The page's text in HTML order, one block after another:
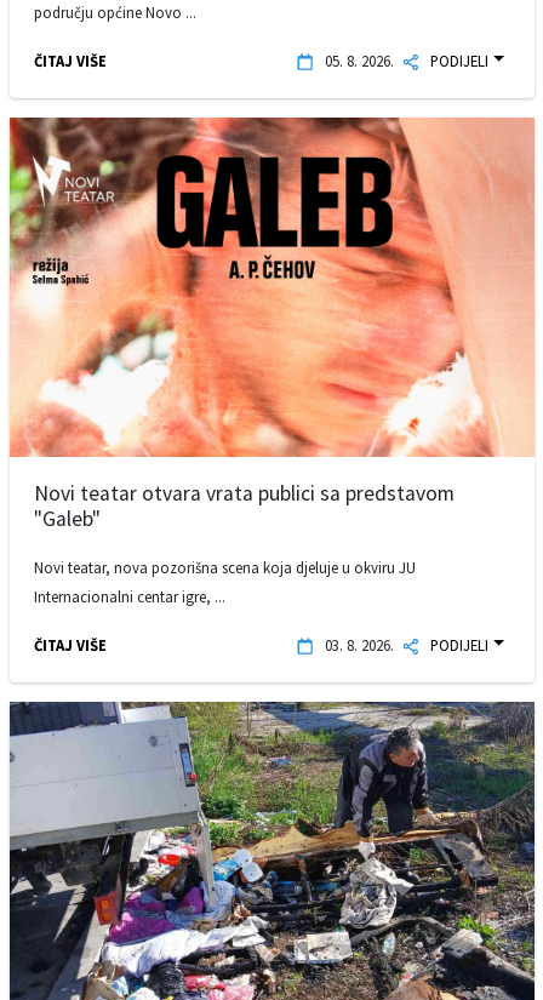
području općine Novo ...
ČITAJ VIŠE 05. 8. 2026. PODIJELI
Novi teatar otvara vrata publici sa predstavom
"Galeb"
Novi teatar, nova pozorišna scena koja djeluje u okviru JU
Internacionalni centar igre, ...
ČITAJ VIŠE 03. 8. 2026. PODIJELI